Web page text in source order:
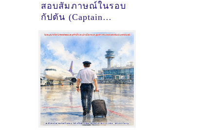
สอบสัมภาษณ์ในรอบ
กัปตัน (Captain
นักบินฝึกหัด
การบินไทย (SPTG)
ให้ผ่านในครั้งเดียว